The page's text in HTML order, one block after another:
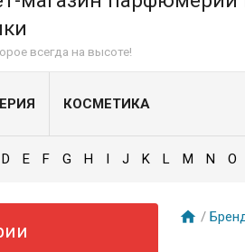
всегда на высоте!
КОСМЕТИКА
D E F G H I J K L M N O
/